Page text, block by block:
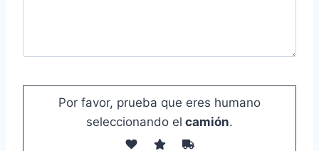
Por favor, prueba que eres humano
seleccionando el camión.